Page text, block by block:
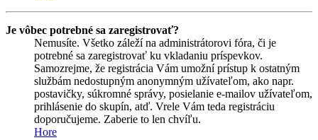
Je vôbec potrebné sa zaregistrovať?
Nemusíte. Všetko záleží na administrátorovi fóra, či je
potrebné sa zaregistrovať ku vkladaniu príspevkov.
Samozrejme, že registrácia Vám umožní prístup k ostatným
službám nedostupným anonymným užívateľom, ako napr.
postavičky, súkromné správy, posielanie e-mailov užívateľom,
prihlásenie do skupín, atď. Vrele Vám teda registráciu
doporučujeme. Zaberie to len chvíľu.
Hore